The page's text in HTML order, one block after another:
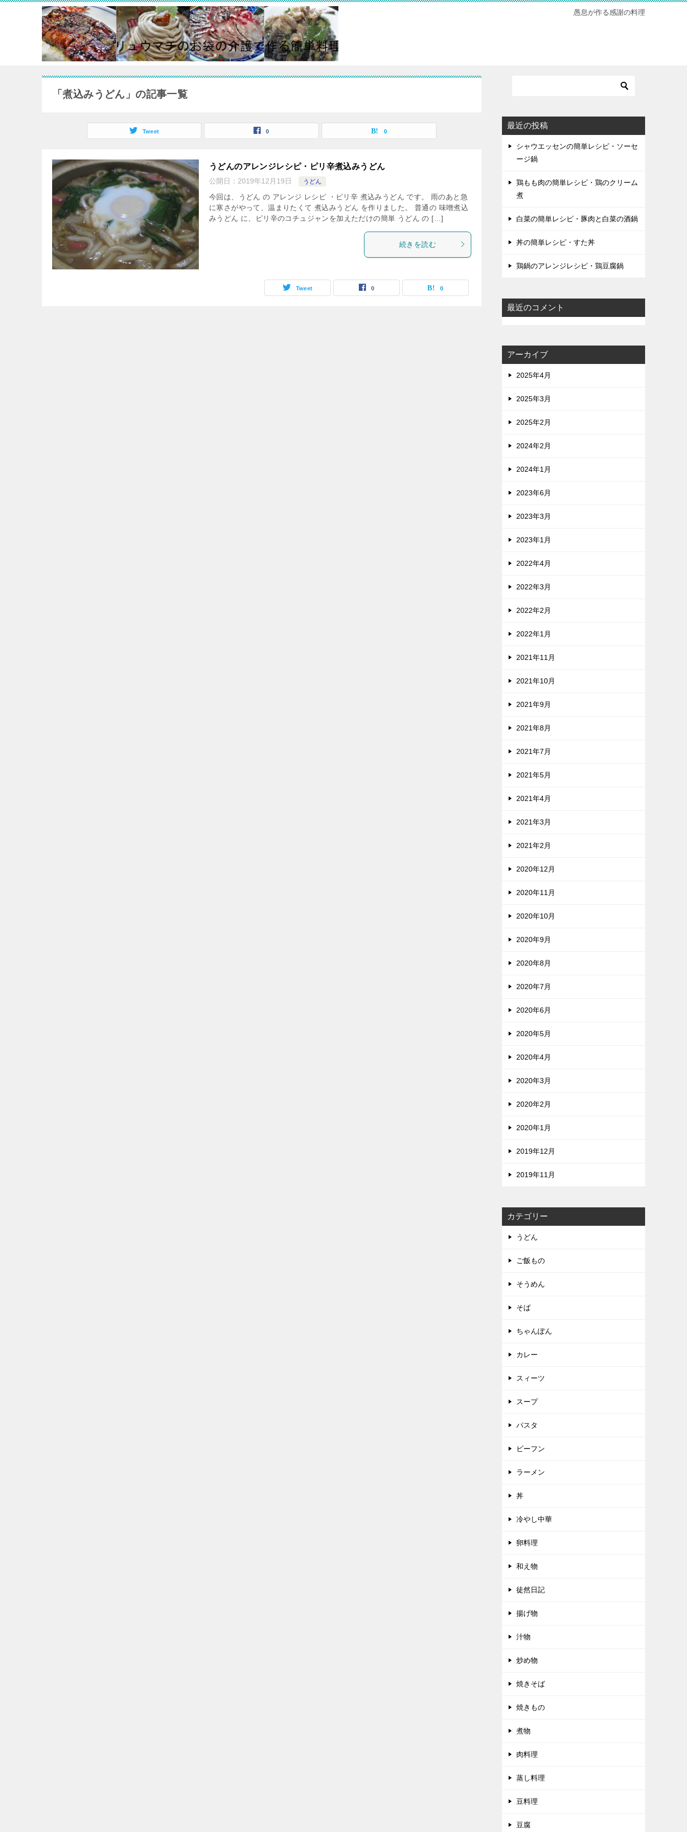
愚息が作る感謝の料理
「煮込みうどん」の記事一覧
Tweet 0 0
うどんのアレンジレシピ・ピリ辛煮込みうどん
公開日： 2019年12月19日 うどん
今回は、うどん の アレンジ レシピ ・ピリ辛 煮込みうどん です。 雨のあと急
に寒さがやって、温まりたくて 煮込みうどん を作りました。 普通の 味噌煮込
みうどん に、ピリ辛のコチュジャンを加えただけの簡単 うどん の […]
続きを読む
Tweet 0 0
最近の投稿
シャウエッセンの簡単レシピ・ソーセ
ージ鍋
鶏もも肉の簡単レシピ・鶏のクリーム
煮
白菜の簡単レシピ・豚肉と白菜の酒鍋
丼の簡単レシピ・すた丼
鶏鍋のアレンジレシピ・鶏豆腐鍋
最近のコメント
アーカイブ
2025年4月
2025年3月
2025年2月
2024年2月
2024年1月
2023年6月
2023年3月
2023年1月
2022年4月
2022年3月
2022年2月
2022年1月
2021年11月
2021年10月
2021年9月
2021年8月
2021年7月
2021年5月
2021年4月
2021年3月
2021年2月
2020年12月
2020年11月
2020年10月
2020年9月
2020年8月
2020年7月
2020年6月
2020年5月
2020年4月
2020年3月
2020年2月
2020年1月
2019年12月
2019年11月
カテゴリー
うどん
ご飯もの
そうめん
そば
ちゃんぽん
カレー
スィーツ
スープ
パスタ
ビーフン
ラーメン
丼
冷やし中華
卵料理
和え物
徒然日記
揚げ物
汁物
炒め物
焼きそば
焼きもの
煮物
肉料理
蒸し料理
豆料理
豆腐